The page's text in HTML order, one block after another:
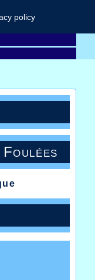
Links
policy